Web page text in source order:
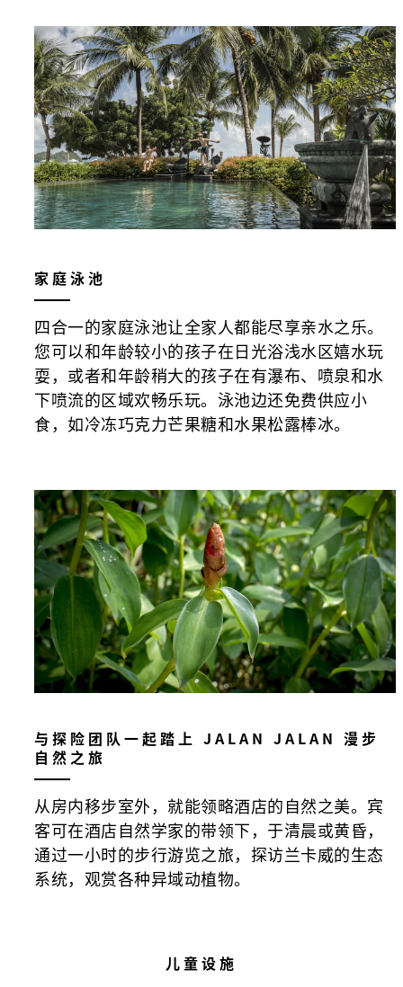
家庭泳池
四合一的家庭泳池让全家人都能尽享亲水之乐。
您可以和年龄较小的孩子在日光浴浅水区嬉水玩
耍，或者和年龄稍大的孩子在有瀑布、喷泉和水
下喷流的区域欢畅乐玩。泳池边还免费供应小
食，如冷冻巧克力芒果糖和水果松露棒冰。
与探险团队一起踏上 JALAN JALAN 漫步
自然之旅
从房内移步室外，就能领略酒店的自然之美。宾
客可在酒店自然学家的带领下，于清晨或黄昏，
通过一小时的步行游览之旅，探访兰卡威的生态
系统，观赏各种异域动植物。
儿童设施